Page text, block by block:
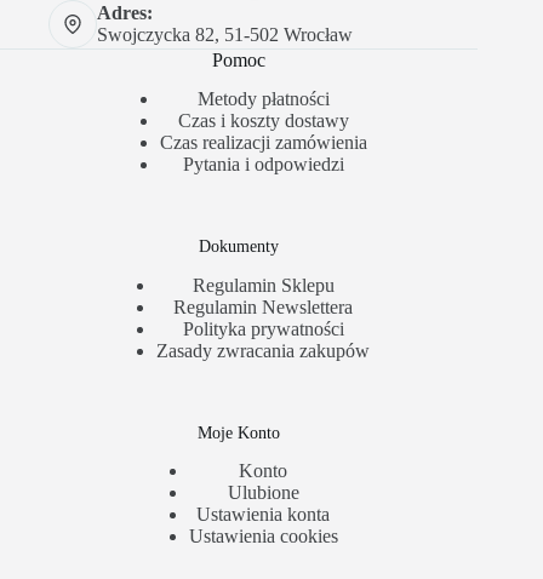
Adres:
Swojczycka 82, 51-502 Wrocław
Pomoc
Metody płatności
Czas i koszty dostawy
Czas realizacji zamówienia
Pytania i odpowiedzi
Dokumenty
Regulamin Sklepu
Regulamin Newslettera
Polityka prywatności
Zasady zwracania zakupów
Moje Konto
Konto
Ulubione
Ustawienia konta
Ustawienia cookies